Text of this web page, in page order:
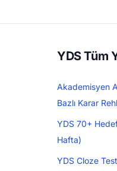
YDS Tüm
Akademisyen
Bazlı Karar
YDS 70+
Hafta)
YDS Cloze